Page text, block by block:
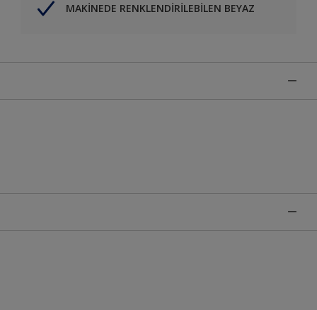
MAKİNEDE RENKLENDİRİLEBİLEN BEYAZ